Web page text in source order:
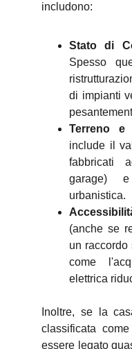
includono:
Stato di
Spesso
di impianti
Terreno e
include il
fabbricati
garage)
urbanistica.
(anche se
un raccordo
come
elettrica
Inoltre, se la
classificata
essere legato